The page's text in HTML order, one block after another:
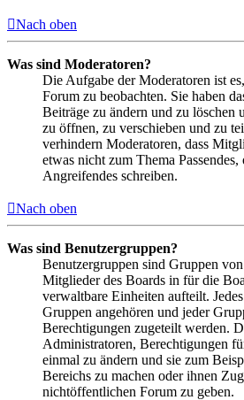
Nach oben
Was sind Moderatoren?
Die Aufgabe der Moderatoren ist
Forum zu beobachten. Sie haben
Beiträge zu ändern und zu löschen
zu öffnen, zu verschieben und zu
verhindern Moderatoren, dass
etwas nicht zum Thema
Angreifendes schreiben.
Nach oben
Was sind Benutzergruppen?
Benutzergruppen sind Gruppen
Mitglieder des Boards in für die
verwaltbare Einheiten aufteilt.
Gruppen angehören und jeder
Berechtigungen zugeteilt werden.
Administratoren, Berechtigungen
einmal zu ändern und sie zum
Bereichs zu machen oder ihnen
nichtöffentlichen Forum zu geben.